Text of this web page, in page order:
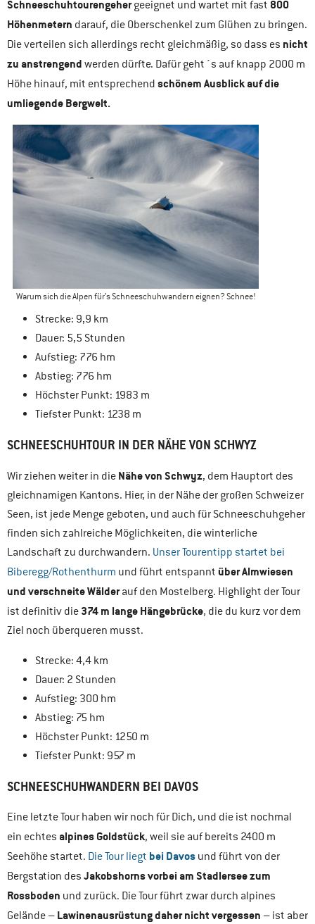
Schneeschuhtourengehergeeignet und wartet mit fast 800
Höhenmetern darauf, die Oberschenkel zum Glühen zu bringen.
Die verteilen sich allerdings recht gleichmäßig, so dass es nicht
zu anstrengend werden dürfte. Dafür geht´s auf knapp 2000 m
Höhe hinauf, mit entsprechend schönem Ausblick auf die
umliegende Bergwelt.
Warum sich die Alpen für’s Schneeschuhwandern eignen? Schnee!
Strecke: 9,9 km
Dauer: 5,5 Stunden
Aufstieg: 776 hm
Abstieg: 776 hm
Höchster Punkt: 1983 m
Tiefster Punkt: 1238 m
SCHNEESCHUHTOUR IN DER NÄHE VON SCHWYZ
Wir ziehen weiter in die Nähe von Schwyz, dem Hauptort des
gleichnamigen Kantons. Hier, in der Nähe der großen Schweizer
Seen, ist jede Menge geboten, und auch für Schneeschuhgeher
finden sich zahlreiche Möglichkeiten, die winterliche
Landschaft zu durchwandern. Unser Tourentipp startet bei
Biberegg/Rothenthurm und führt entspannt über Almwiesen
und verschneite Wälderauf den Mostelberg. Highlight der Tour
ist definitiv die 374 m lange Hängebrücke, die du kurz vor dem
Ziel noch überqueren musst.
Strecke: 4,4 km
Dauer: 2 Stunden
Aufstieg: 300 hm
Abstieg: 75 hm
Höchster Punkt: 1250 m
Tiefster Punkt: 957 m
SCHNEESCHUHWANDERN BEI DAVOS
Eine letzte Tour haben wir noch für Dich, und die ist nochmal
ein echtes alpines Goldstück, weil sie auf bereits 2400 m
Seehöhe startet. Die Tour liegt bei Davos und führt von der
Bergstation des Jakobshorns vorbei am Stadlersee zum
Rossboden und zurück. Die Tour führt zwar durch alpines
Gelände – Lawinenausrüstung daher nicht vergessen – ist aber